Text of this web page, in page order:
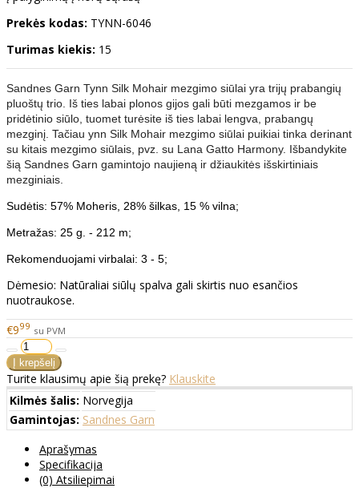
Prekės kodas: TYNN-6046
Turimas kiekis: 15
Sandnes Garn Tynn Silk Mohair mezgimo siūlai yra trijų prabangių
pluoštų trio. Iš ties labai plonos gijos gali būti mezgamos ir be
pridėtinio siūlo, tuomet turėsite iš ties labai lengva, prabangų
mezginį. Tačiau ynn Silk Mohair mezgimo siūlai puikiai tinka derinant
su kitais mezgimo siūlais, pvz. su Lana Gatto Harmony. Išbandykite
šią Sandnes Garn gamintojo naujieną ir džiaukitės išskirtiniais
mezginiais.
Sudėtis: 57% Moheris, 28% šilkas, 15 % vilna;
Metražas: 25 g. - 212 m;
Rekomenduojami virbalai: 3 - 5;
Dėmesio: Natūraliai siūlų spalva gali skirtis nuo esančios
nuotraukose.
€999 su PVM
Turite klausimų apie šią prekę? Klauskite
Kilmės šalis: Norvegija
Gamintojas: Sandnes Garn
Aprašymas
Specifikacija
(0) Atsiliepimai